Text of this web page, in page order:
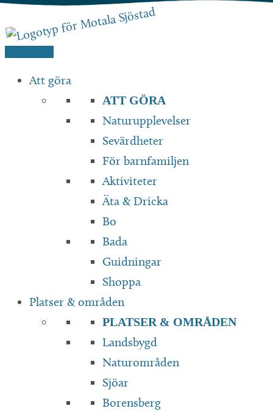
till
innehåll
Att göra
ATT GÖRA
Naturupplevelser
Sevärdheter
För barnfamiljen
Aktiviteter
Äta & Dricka
Bo
Bada
Guidningar
Shoppa
Platser & områden
PLATSER & OMRÅDEN
Landsbygd
Naturområden
Sjöar
Borensberg